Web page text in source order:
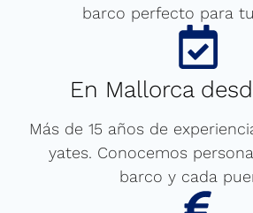
barco perfecto para
En Mallorca
Más de 15 años de
yates. Conocemos
barco y cada